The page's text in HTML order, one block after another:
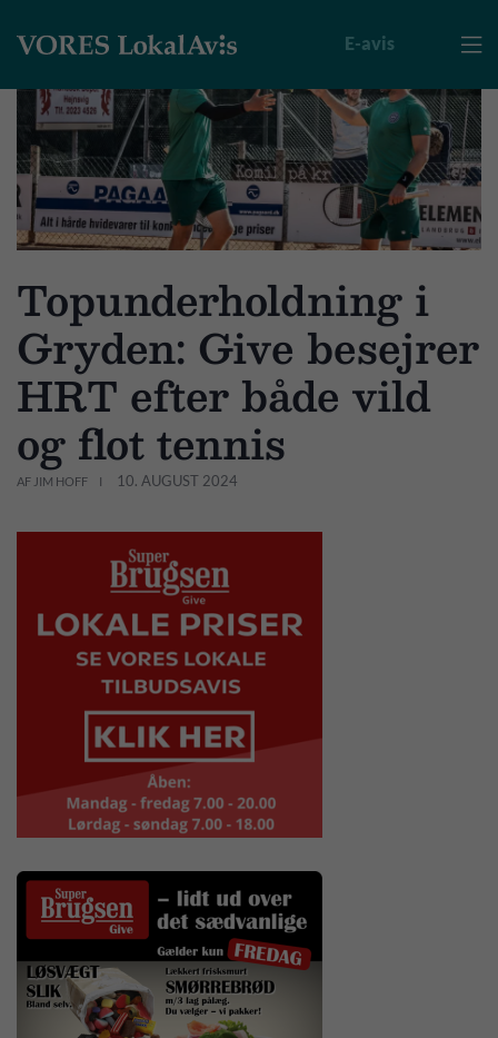

E-avis
Topunderholdning i
Gryden: Give besejrer
HRT efter både vild
og flot tennis
AF JIM HOFF 10. AUGUST 2024